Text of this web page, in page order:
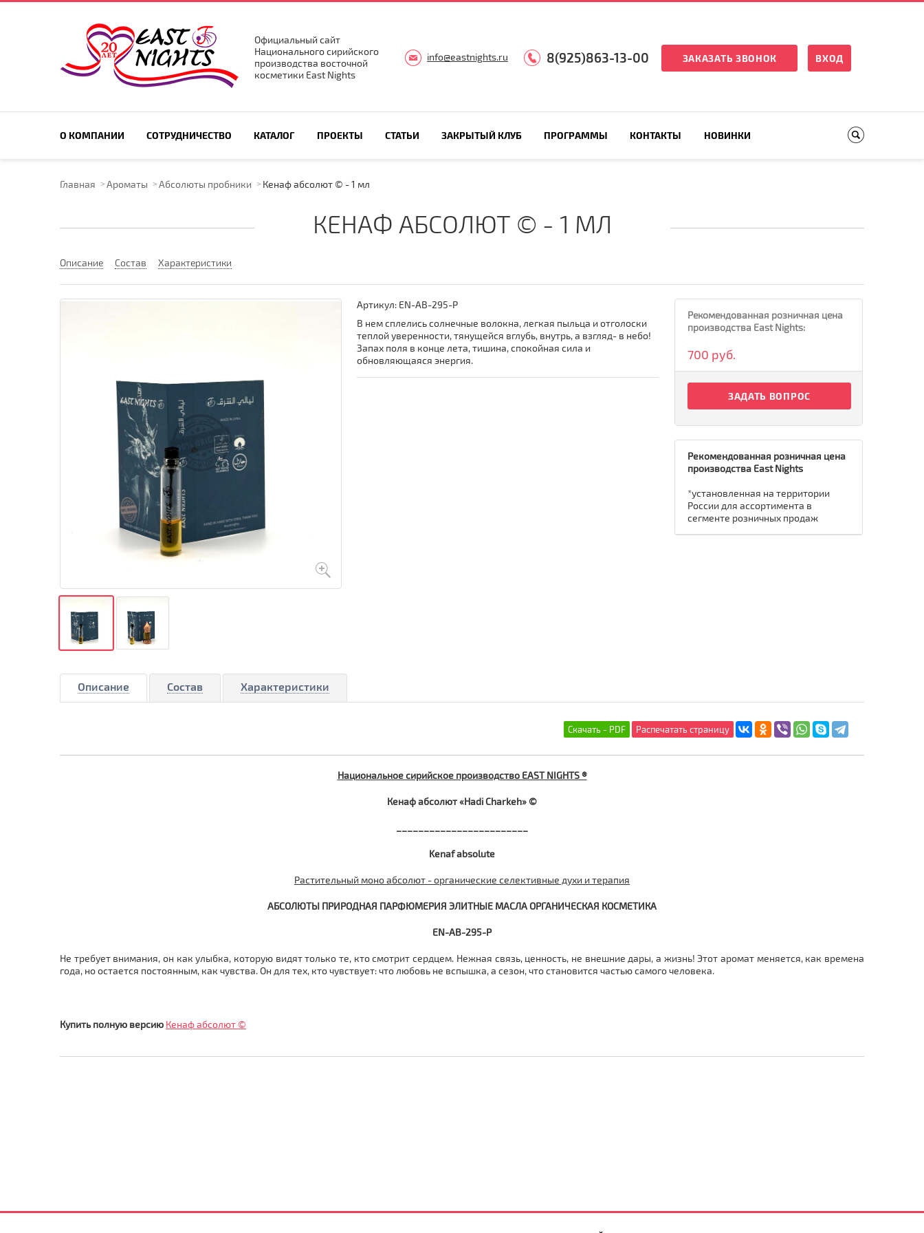
Официальный сайт
Национального сирийского
производства восточной
косметики East Nights
info@eastnights.ru 8(925)863-13-00 ЗАКАЗАТЬ ЗВОНОК ВХОД
О КОМПАНИИ СОТРУДНИЧЕСТВО КАТАЛОГ ПРОЕКТЫ СТАТЬИ ЗАКРЫТЫЙ КЛУБ ПРОГРАММЫ КОНТАКТЫ НОВИНКИ
ПОИСК ПО САЙТУ
Главная Ароматы Абсолюты пробники Кенаф абсолют © - 1 мл
КЕНАФ АБСОЛЮТ © - 1 МЛ
Описание Состав Характеристики
Артикул: EN-AB-295-P
В нем сплелись солнечные волокна, легкая пыльца и отголоски
теплой уверенности, тянущейся вглубь, внутрь, а взгляд- в небо!
Запах поля в конце лета, тишина, спокойная сила и
обновляющаяся энергия.
Рекомендованная розничная цена
производства East Nights:
700 руб.
ЗАДАТЬ ВОПРОС
Рекомендованная розничная цена
производства East Nights
*установленная на территории
России для ассортимента в
сегменте розничных продаж
Описание Состав Характеристики
Национальное сирийское производство EAST NIGHTS ®
Кенаф абсолют «Hadi Charkeh» ©
Kenaf absolute
Растительный моно абсолют - органические селективные духи и терапия
АБСОЛЮТЫ ПРИРОДНАЯ ПАРФЮМЕРИЯ ЭЛИТНЫЕ МАСЛА ОРГАНИЧЕСКАЯ КОСМЕТИКА
EN-AB-295-P
Не требует внимания, он как улыбка, которую видят только те, кто смотрит сердцем. Нежная связь, ценность, не внешние дары, а жизнь! Этот аромат меняется, как времена
года, но остается постоянным, как чувства. Он для тех, кто чувствует: что любовь не вспышка, а сезон, что становится частью самого человека.
Купить полную версию Кенаф абсолют ©